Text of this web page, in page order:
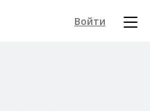
Войти